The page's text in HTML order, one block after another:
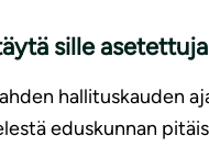
sille
hallituskauden
eduskunnan